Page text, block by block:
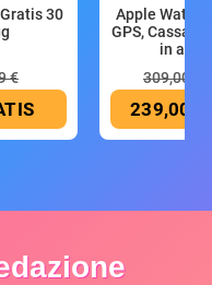
30
€
Apple Watch
GPS, Cassa
in all
309,00 €
239,00 €